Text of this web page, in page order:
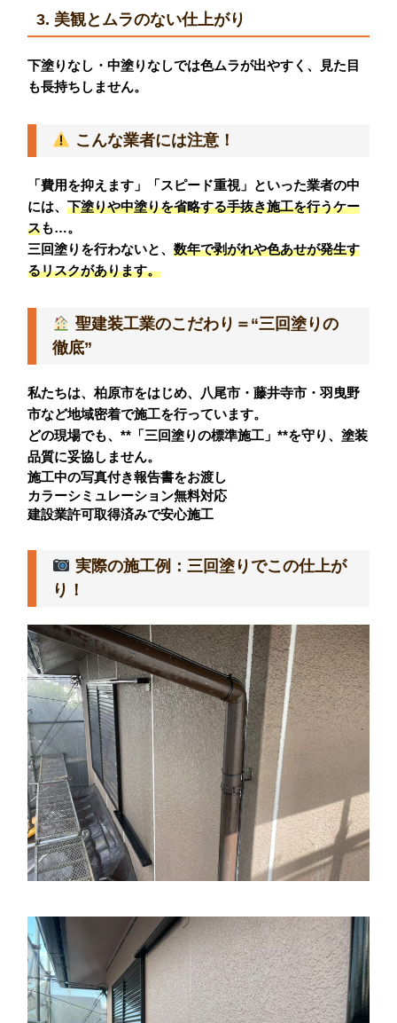
3. 美観とムラのない仕上がり
下塗りなし・中塗りなしでは色ムラが出やすく、見た目
も長持ちしません。
こんな業者には注意！
「費用を抑えます」「スピード重視」といった業者の中
には、下塗りや中塗りを省略する手抜き施工を行うケー
スも…。
三回塗りを行わないと、数年で剥がれや色あせが発生す
るリスクがあります。
聖建装工業のこだわり＝“三回塗りの
徹底”
私たちは、柏原市をはじめ、八尾市・藤井寺市・羽曳野
市など地域密着で施工を行っています。
どの現場でも、**「三回塗りの標準施工」**を守り、塗装
品質に妥協しません。
施工中の写真付き報告書をお渡し
カラーシミュレーション無料対応
建設業許可取得済みで安心施工
実際の施工例：三回塗りでこの仕上が
り！